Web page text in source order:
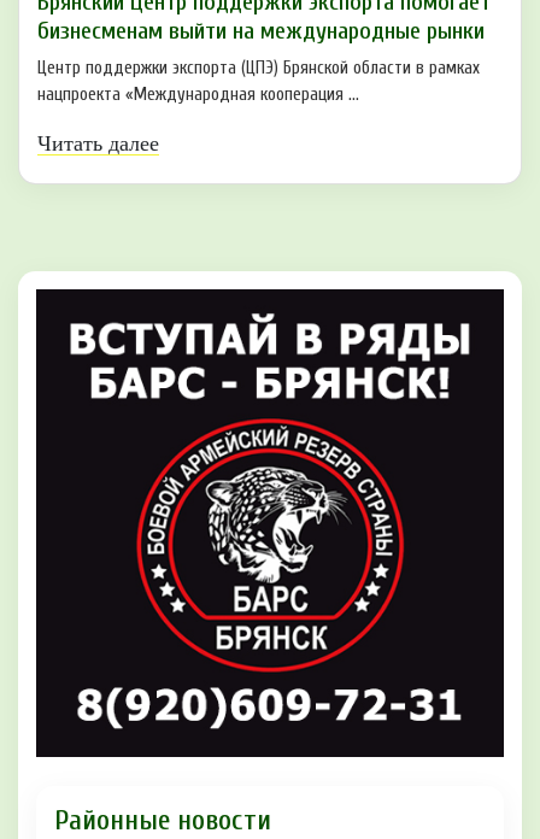
бизнесменам выйти на международные рынки
Центр поддержки экспорта (ЦПЭ) Брянской области в рамках
нацпроекта «Международная кооперация ...
Читать далее
Районные новости